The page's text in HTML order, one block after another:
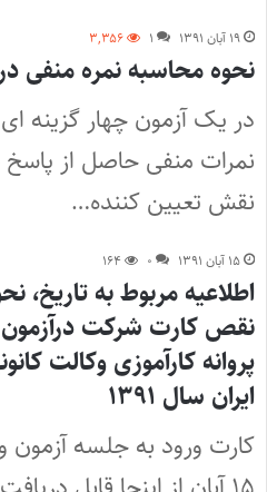
۱۹ آبان ۱۳۹۱ ۱ ۳,۳۵۶
نحوه محاسبه نمره منفی
در یک آزمون چهار گزینه
نمرات منفی حاصل از پاسخ
نقش تعیین کننده…
۱۵ آبان ۱۳۹۱ ۰ ۱۶۴
اطلاعیه مربوط به تاریخ‌،
نقص کارت شرکت
پروانه کارآموزی وکالت
ایران سال ۱۳۹۱